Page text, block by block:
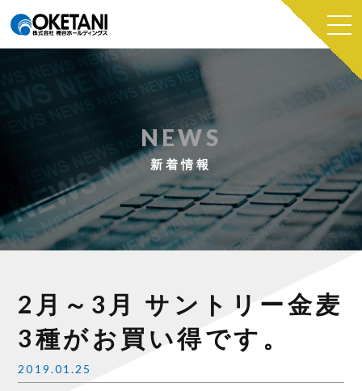
NEWS
新着情報
2月～3月 サントリー金麦
3種がお買い得です。
2019.01.25